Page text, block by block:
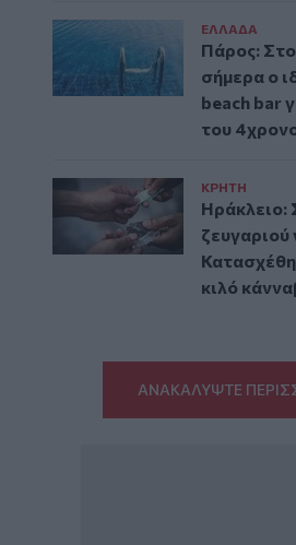
ΕΛΛAΔΑ
Πάρος:
σήμερα ο
beach bar
του
ΚΡΗΤΗ
Ηράκλειο:
ζευγαριού
κιλό
ΑΝΑΚΑΛΥΨΤΕ